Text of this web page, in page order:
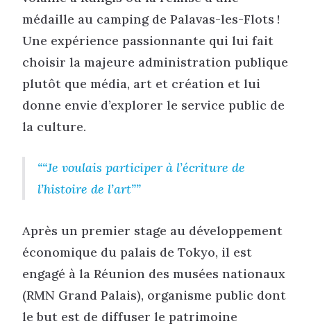
médaille au camping de Palavas-les-Flots !
Une expérience passionnante qui lui fait
choisir la majeure administration publique
plutôt que média, art et création et lui
donne envie d’explorer le service public de
la culture.
“Je voulais participer à l’écriture de
l’histoire de l’art”
Après un premier stage au développement
économique du palais de Tokyo, il est
engagé à la Réunion des musées nationaux
(RMN Grand Palais), organisme public dont
le but est de diffuser le patrimoine